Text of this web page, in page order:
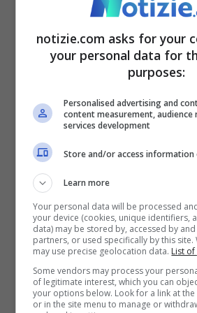
della finale © Ansa
“Nun ce sto” . Si sente
in sala mentre Amadeus
sul palco Sabrina Ferilli per
premiazione. L’attrice e
senza dare la mano al
sospetto chiaro è che fra i
accaduto qualcosa. Ad
notizie.com asks for your
your personal data for
purposes:
Personalised advertising and
content measurement, audience
services development
Store and/or access information
Learn more
Your personal data will be processed
your device (cookies, unique identifiers,
data) may be stored by, accessed by
partners, or used specifically by this
may use precise geolocation data. List
Some vendors may process your
of legitimate interest, which you can
your options below. Look for a link at
or in the site menu to manage or